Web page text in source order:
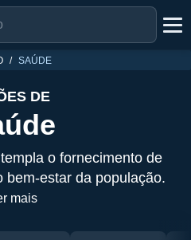
SAÚDE
DE
o fornecimento de
bem-estar da população.
mais